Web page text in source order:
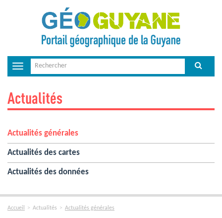
Toggle
navigation
Actualités
Actualités générales
Actualités des cartes
Actualités des données
Accueil Actualités Actualités générales